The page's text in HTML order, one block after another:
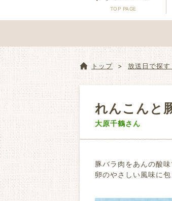
トップ 放送日で探
れんこんと
大原千鶴さん
豚バラ肉をあんの酸味
卵のやさしい風味に